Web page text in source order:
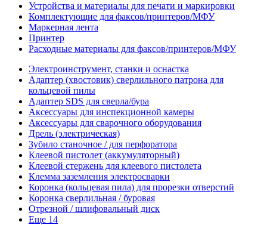
Устройства и материалы для печати и маркировки
Комплектующие для факсов/принтеров/МФУ
Маркерная лента
Принтер
Расходные материалы для факсов/принтеров/МФУ
Электроинструмент, станки и оснастка
Адаптер (хвостовик) сверлильного патрона для
кольцевой пилы
Адаптер SDS для сверла/бура
Аксессуары для инспекционной камеры
Аксессуары для сварочного оборудования
Дрель (электрическая)
Зубило станочное / для перфоратора
Клеевой пистолет (аккумуляторный)
Клеевой стержень для клеевого пистолета
Клемма заземления электросварки
Коронка (кольцевая пила) для прорезки отверстий
Коронка сверлильная / буровая
Отрезной / шлифовальный диск
Еще 14